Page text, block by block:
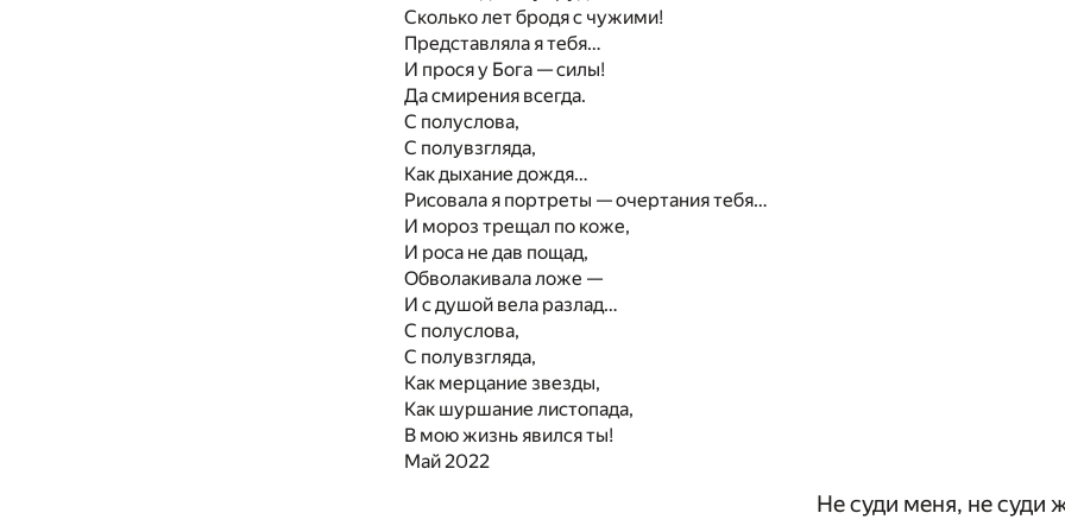
Сколько лет бродя с чужими!
Представляла я тебя…
И прося у Бога — силы!
Да смирения всегда.
С полуслова,
С полувзгляда,
Как дыхание дождя…
Рисовала я портреты — очертания тебя…
И мороз трещал по коже,
И роса не дав пощад,
Обволакивала ложе —
И с душой вела разлад…
С полуслова,
С полувзгляда,
Как мерцание звезды,
Как шуршание листопада,
В мою жизнь явился ты!
Май 2022
Не суди меня, не суди